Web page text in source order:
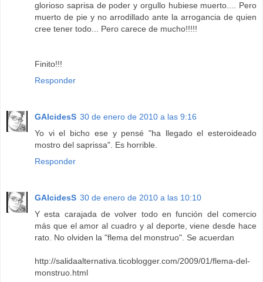
glorioso saprisa de poder y orgullo hubiese muerto.... Pero
muerto de pie y no arrodillado ante la arrogancia de quien
cree tener todo... Pero carece de mucho!!!!!
Finito!!!
Responder
GAlcidesS 30 de enero de 2010 a las 9:16
Yo vi el bicho ese y pensé "ha llegado el esteroideado
mostro del saprissa". Es horrible.
Responder
GAlcidesS 30 de enero de 2010 a las 10:10
Y esta carajada de volver todo en función del comercio
más que el amor al cuadro y al deporte, viene desde hace
rato. No olviden la "flema del monstruo". Se acuerdan
http://salidaalternativa.ticoblogger.com/2009/01/flema-del-
monstruo.html